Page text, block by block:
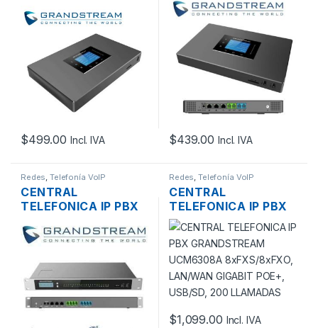
UCM6302 3
PUERTOS LAN/WAN
2XFXS/2XFXO,
GIGABIT POE+, USB
3.0/SD, 100
LLAMADAS
$499.00 Incl. IVA
UCM6302A 3
PUERTOS LAN/WAN
2XFXS/2XFXO,
GIGABIT POE+, USB
3.0/SD, 75
LLAMADAS
$439.00 Incl. IVA
Redes ,Telefonía VoIP
CENTRAL
TELEFONICA IP PBX
UCM6304A
PUERTOS RJ45
GIGABIT POE+,
USB/SD, 200
LLAMADAS, 75
Redes ,Telefonía VoIP
CENTRAL
TELEFONICA IP PBX
GRANDSTREAM
UCM6308A
8XFXS/8XFXO,
LAN/WAN GIGABIT
POE+, USB/SD, 200
LLAMADAS
$1,099.00 Incl. IVA